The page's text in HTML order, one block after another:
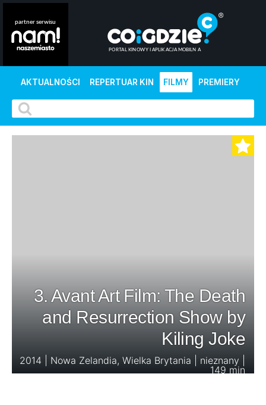
AKTUALNOŚCI REPERTUAR KIN FILMY PREMIERY
3. Avant Art Film: The Death
and Resurrection Show by
Kiling Joke
2014 | Nowa Zelandia, Wielka Brytania | nieznany |
149 min